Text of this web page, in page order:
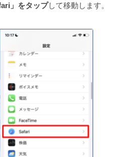
iPhoneカメラの写真形式を変更する
明るさが勝手に変わる5つの原因と対
」をタップして移動します。